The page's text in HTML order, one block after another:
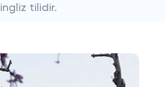
ingliz tilidir.